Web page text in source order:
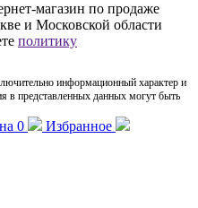
магазин по продаже
и Московской области
политику
информационный характер и
в представленных данных могут быть
0
Избранное